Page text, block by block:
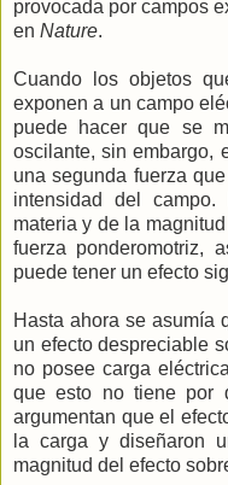
provocada por campos
en Nature.
Cuando los objetos
exponen a un campo
puede hacer que se
oscilante, sin embargo,
una segunda fuerza
intensidad del
materia y de la
fuerza ponderomotriz,
puede tener un efecto
Hasta ahora se asumía
un efecto despreciable
no posee carga
que esto no tiene por
argumentan que el
la carga y diseñaron
magnitud del efecto